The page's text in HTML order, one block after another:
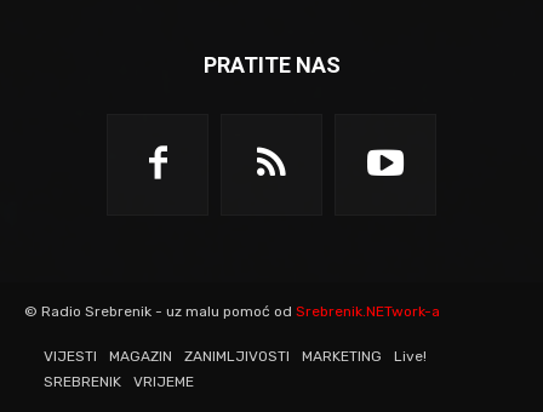
PRATITE NAS
© Radio Srebrenik - uz malu pomoć od Srebrenik.NETwork-a
VIJESTI MAGAZIN ZANIMLJIVOSTI MARKETING
Live!
SREBRENIK
VRIJEME